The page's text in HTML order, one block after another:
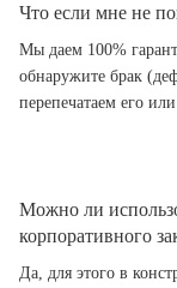
Что если мне не
Мы даем 100%
обнаружите брак
перепечатаем его
Можно ли
корпоративного
Да, для этого в